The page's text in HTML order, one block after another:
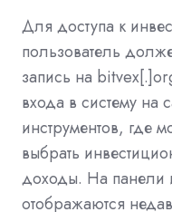
Для доступа к
пользователь
запись на
входа в систему на
инструментов, где
выбрать
доходы. На панели
отображаются